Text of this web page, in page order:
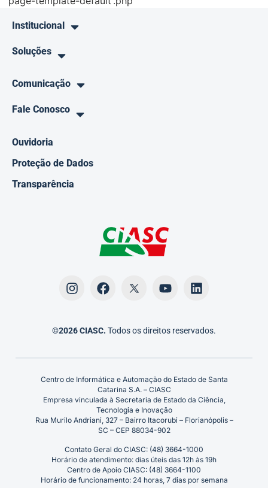
Institucional
Soluções
Comunicação
Fale Conosco
Ouvidoria
Proteção de Dados
Transparência
©2026 CIASC. Todos os direitos reservados.
Centro de Informática e Automação do Estado de Santa
Catarina S.A. – CIASC
Empresa vinculada à Secretaria de Estado da Ciência,
Tecnologia e Inovação
Rua Murilo Andriani, 327 – Bairro Itacorubi – Florianópolis –
SC – CEP 88034-902
Contato Geral do CIASC: (48) 3664-1000
Horário de atendimento: dias úteis das 12h às 19h
Centro de Apoio CIASC: (48) 3664-1100
Horário de funcionamento: 24 horas, 7 dias por semana